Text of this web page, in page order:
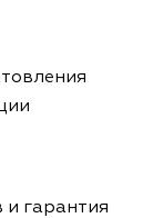
и гарантия